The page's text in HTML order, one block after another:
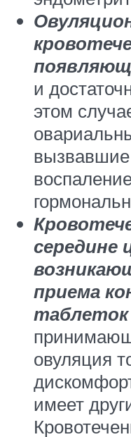
и
этом
середине
приема
таблеток
овуляция
имеет